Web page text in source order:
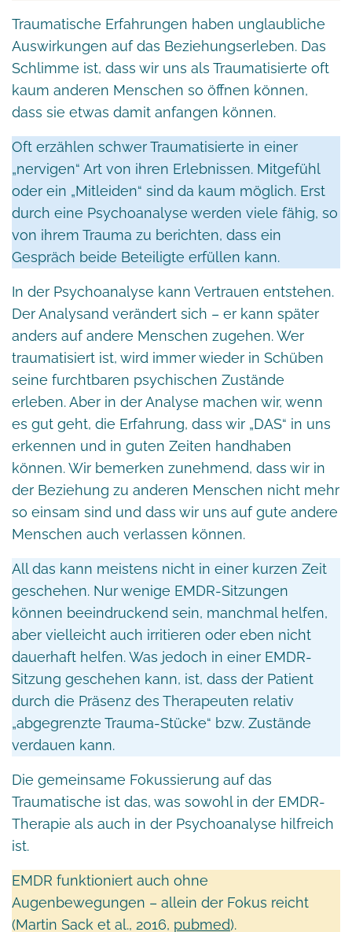
Traumatische Erfahrungen haben unglaubliche
Auswirkungen auf das Beziehungserleben. Das
Schlimme ist, dass wir uns als Traumatisierte oft
kaum anderen Menschen so öffnen können,
dass sie etwas damit anfangen können.
Oft erzählen schwer Traumatisierte in einer
„nervigen“ Art von ihren Erlebnissen. Mitgefühl
oder ein „Mitleiden“ sind da kaum möglich. Erst
durch eine Psychoanalyse werden viele fähig, so
von ihrem Trauma zu berichten, dass ein
Gespräch beide Beteiligte erfüllen kann.
In der Psychoanalyse kann Vertrauen entstehen.
Der Analysand verändert sich – er kann später
anders auf andere Menschen zugehen. Wer
traumatisiert ist, wird immer wieder in Schüben
seine furchtbaren psychischen Zustände
erleben. Aber in der Analyse machen wir, wenn
es gut geht, die Erfahrung, dass wir „DAS“ in uns
erkennen und in guten Zeiten handhaben
können. Wir bemerken zunehmend, dass wir in
der Beziehung zu anderen Menschen nicht mehr
so einsam sind und dass wir uns auf gute andere
Menschen auch verlassen können.
All das kann meistens nicht in einer kurzen Zeit
geschehen. Nur wenige EMDR-Sitzungen
können beeindruckend sein, manchmal helfen,
aber vielleicht auch irritieren oder eben nicht
dauerhaft helfen. Was jedoch in einer EMDR-
Sitzung geschehen kann, ist, dass der Patient
durch die Präsenz des Therapeuten relativ
„abgegrenzte Trauma-Stücke“ bzw. Zustände
verdauen kann.
Die gemeinsame Fokussierung auf das
Traumatische ist das, was sowohl in der EMDR-
Therapie als auch in der Psychoanalyse hilfreich
ist.
EMDR funktioniert auch ohne
Augenbewegungen – allein der Fokus reicht
(Martin Sack et al., 2016, pubmed).